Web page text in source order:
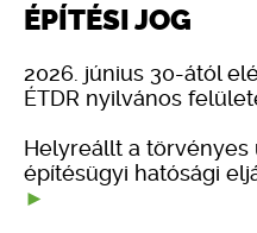
ÉPÍTÉSI JOG
2026. június 30-ától
ÉTDR nyilvános
Helyreállt a törvényes
építésügyi hatósági